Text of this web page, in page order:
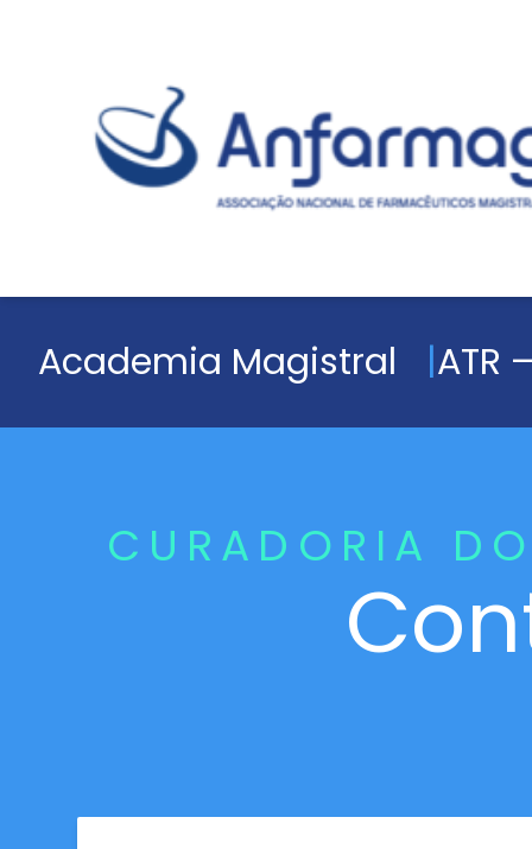
Academia Magistral ATR
CURADORIA